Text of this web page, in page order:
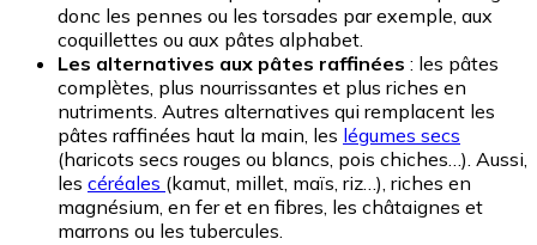
donc les pennes ou les torsades par exemple, aux
coquillettes ou aux pâtes alphabet.
Les alternatives aux pâtes raffinées : les pâtes
complètes, plus nourrissantes et plus riches en
nutriments. Autres alternatives qui remplacent les
pâtes raffinées haut la main, les légumes secs
(haricots secs rouges ou blancs, pois chiches…). Aussi,
les céréales (kamut, millet, maïs, riz…), riches en
magnésium, en fer et en fibres, les châtaignes et
marrons ou les tubercules.